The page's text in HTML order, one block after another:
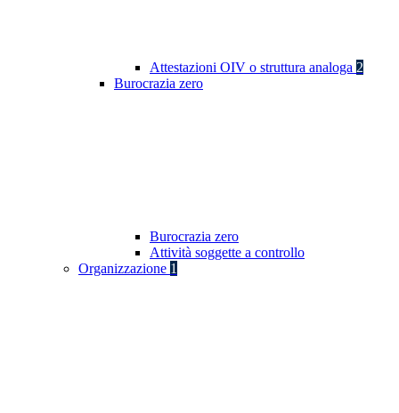
Attestazioni OIV o struttura analoga 2
Burocrazia zero
Burocrazia zero
Attività soggette a controllo
Organizzazione 1